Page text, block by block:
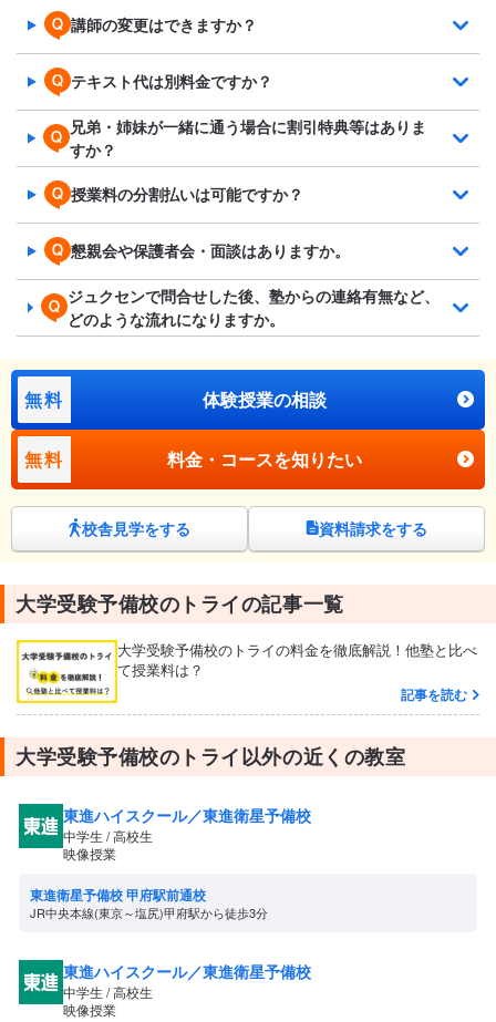
講師の変更はできますか？
テキスト代は別料金ですか？
兄弟・姉妹が一緒に通う場合に割引特典等はありま
すか？
授業料の分割払いは可能ですか？
懇親会や保護者会・面談はありますか。
ジュクセンで問合せした後、塾からの連絡有無など、
どのような流れになりますか。
無料 体験授業の相談
無料 料金・コースを知りたい
校舎見学をする 資料請求をする
大学受験予備校のトライの記事一覧
大学受験予備校のトライの料金を徹底解説！他塾と比べ
て授業料は？
記事を読む
大学受験予備校のトライ以外の近くの教室
東進ハイスクール／東進衛星予備校
中学生 / 高校生
映像授業
東進衛星予備校 甲府駅前通校
JR中央本線(東京～塩尻)甲府駅から徒歩3分
東進ハイスクール／東進衛星予備校
中学生 / 高校生
映像授業